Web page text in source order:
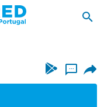
...